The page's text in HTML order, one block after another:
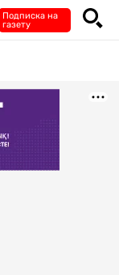
Подписка на
газету